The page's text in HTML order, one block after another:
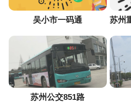
吴小市一码通
苏州公交851路